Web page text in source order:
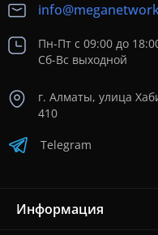
Пн-Пт с 09:00 до
Сб-Вс выходной
г. Алматы, улица
410
Telegram
Информация